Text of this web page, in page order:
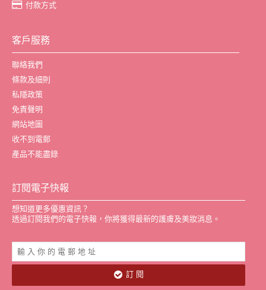
付款方式
客戶服務
聯絡我們
條款及細則
私隱政策
免責聲明
網站地圖
收不到電郵
產品不能盡錄
訂閱電子快報
想知道更多優惠資訊？
透過訂閱我們的電子快報，你將獲得最新的護膚及美妝消息。
訂 閱